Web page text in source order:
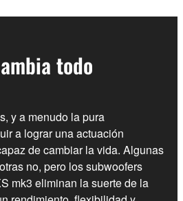
todo
y a menudo la pura
a lograr una actuación
de cambiar la vida. Algunas
no, pero los subwoofers
mk3 eliminan la suerte de la